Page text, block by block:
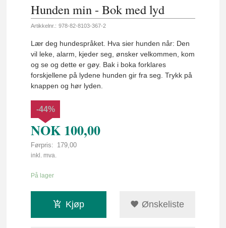
Hunden min - Bok med lyd
Artikkelnr.: 978-82-8103-367-2
Lær deg hundespråket. Hva sier hunden når: Den
vil leke, alarm, kjeder seg, ønsker velkommen, kom
og se og dette er gøy. Bak i boka forklares
forskjellene på lydene hunden gir fra seg. Trykk på
knappen og hør lyden.
NOK 100,00
Førpris: 179,00
Rabatt
-44%
inkl. mva.
På lager
Kjøp Ønskeliste